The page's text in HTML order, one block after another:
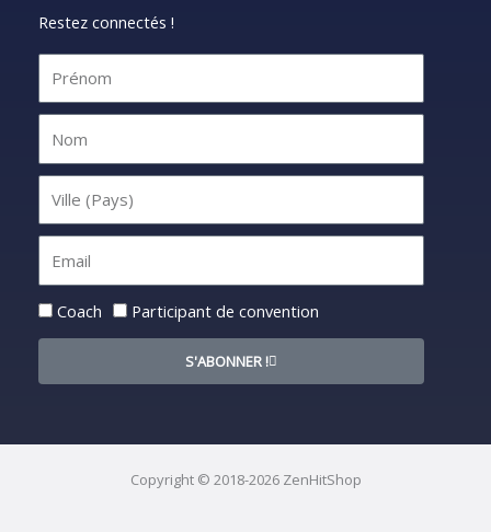
Restez connectés !
Statut
Coach Participant de convention
S'ABONNER !
Copyright © 2018-2026 ZenHitShop